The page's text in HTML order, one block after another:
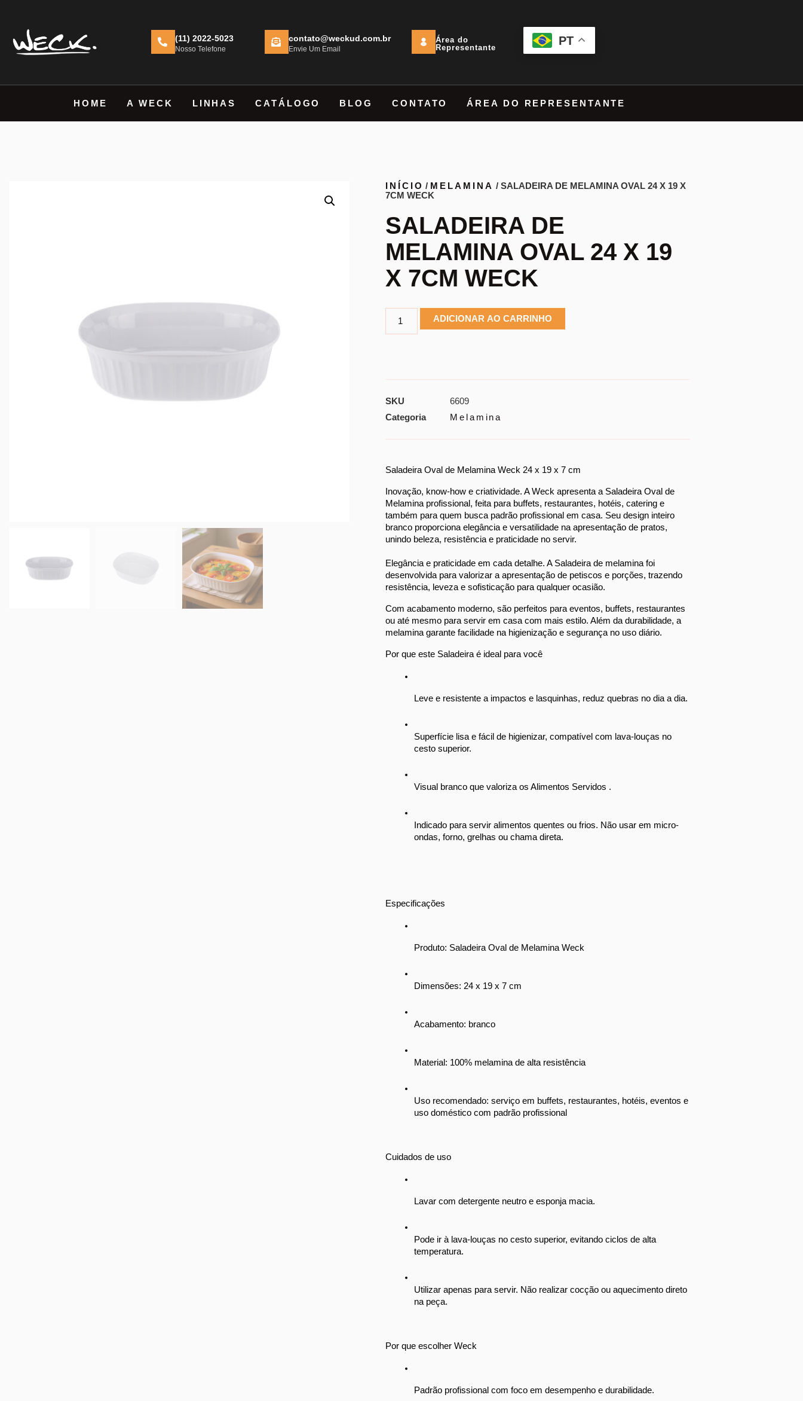
(11) 2022-5023
Nosso Telefone
contato@weckud.com.br
Envie Um Email
Área do
Representante
PT
HOME A WECK LINHAS CATÁLOGO BLOG CONTATO ÁREA DO REPRESENTANTE
INÍCIO / MELAMINA / SALADEIRA DE MELAMINA OVAL 24 X 19 X
7CM WECK
SALADEIRA DE
MELAMINA OVAL 24 X 19
X 7CM WECK
ADICIONAR AO CARRINHO
SKU
6609
Categoria
Melamina
Saladeira Oval de Melamina Weck 24 x 19 x 7 cm
Inovação, know-how e criatividade. A Weck apresenta a Saladeira Oval de
Melamina profissional, feita para buffets, restaurantes, hotéis, catering e
também para quem busca padrão profissional em casa. Seu design inteiro
branco proporciona elegância e versatilidade na apresentação de pratos,
unindo beleza, resistência e praticidade no servir.
Elegância e praticidade em cada detalhe. A Saladeira de melamina foi
desenvolvida para valorizar a apresentação de petiscos e porções, trazendo
resistência, leveza e sofisticação para qualquer ocasião.
Com acabamento moderno, são perfeitos para eventos, buffets, restaurantes
ou até mesmo para servir em casa com mais estilo. Além da durabilidade, a
melamina garante facilidade na higienização e segurança no uso diário.
Por que este Saladeira é ideal para você
Leve e resistente a impactos e lasquinhas, reduz quebras no dia a dia.
Superfície lisa e fácil de higienizar, compatível com lava-louças no
cesto superior.
Visual branco que valoriza os Alimentos Servidos .
Indicado para servir alimentos quentes ou frios. Não usar em micro-
ondas, forno, grelhas ou chama direta.
Especificações
Produto: Saladeira Oval de Melamina Weck
Dimensões: 24 x 19 x 7 cm
Acabamento: branco
Material: 100% melamina de alta resistência
Uso recomendado: serviço em buffets, restaurantes, hotéis, eventos e
uso doméstico com padrão profissional
Cuidados de uso
Lavar com detergente neutro e esponja macia.
Pode ir à lava-louças no cesto superior, evitando ciclos de alta
temperatura.
Utilizar apenas para servir. Não realizar cocção ou aquecimento direto
na peça.
Por que escolher Weck
Padrão profissional com foco em desempenho e durabilidade.